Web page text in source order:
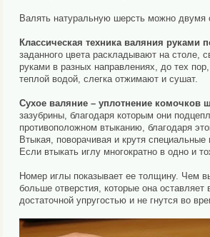
Валять натуральную шерсть можно
Классическая техника валяния руками
заданного цвета раскладывают на столе,
руками в разных направлениях, до тех
теплой водой, слегка отжимают и сушат.
Сухое валяние – уплотнение комочков
зазубрины, благодаря которым они
противоположном втыканию, благодаря
Втыкая, поворачивая и крутя
Если втыкать иглу многократно в одно и
Номер иглы показывает ее толщину. Чем
больше отверстия, которые она
достаточной упругостью и не гнутся во